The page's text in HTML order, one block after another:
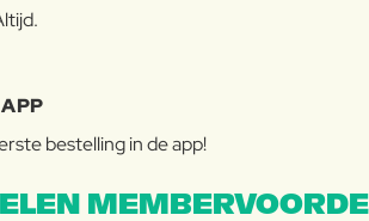
bestelling in de app!